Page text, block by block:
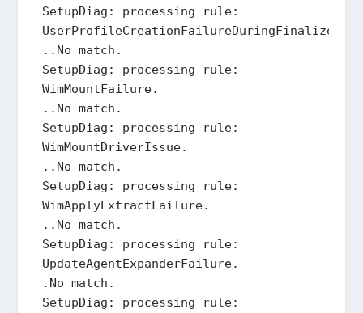
SetupDiag: processing rule:
UserProfileCreationFailureDuringFinalize.
..No match.
SetupDiag: processing rule:
WimMountFailure.
..No match.
SetupDiag: processing rule:
WimMountDriverIssue.
..No match.
SetupDiag: processing rule:
WimApplyExtractFailure.
..No match.
SetupDiag: processing rule:
UpdateAgentExpanderFailure.
.No match.
SetupDiag: processing rule: